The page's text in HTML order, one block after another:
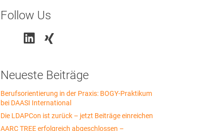
Follow Us
Neueste Beiträge
Berufsorientierung in der Praxis: BOGY-Praktikum
bei DAASI International
Die LDAPCon ist zurück – jetzt Beiträge einreichen
AARC TREE erfolgreich abgeschlossen –